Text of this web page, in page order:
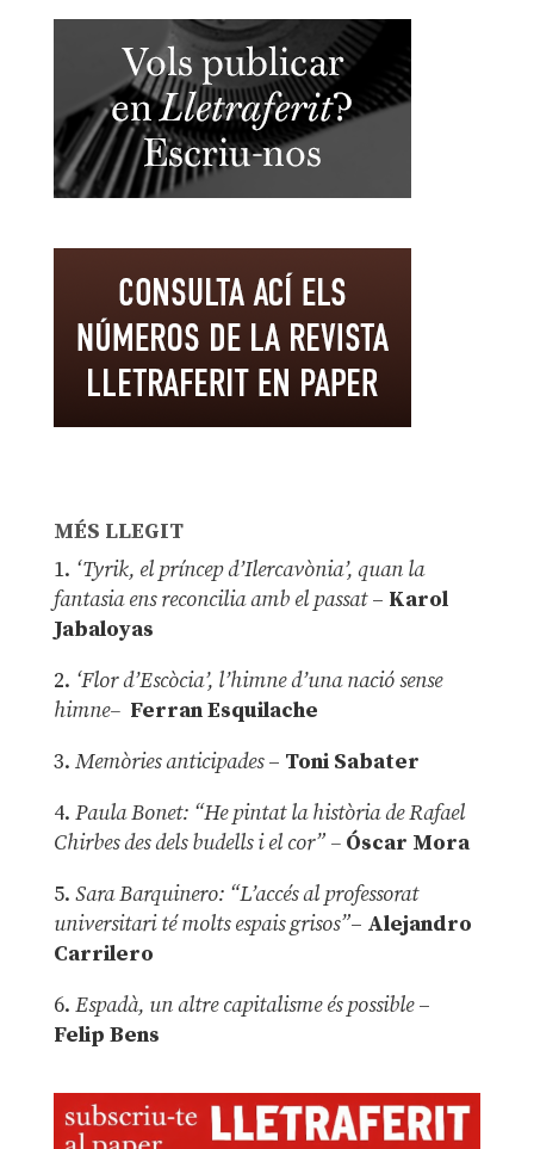
MÉS LLEGIT
1. ‘Tyrik, el príncep d’Ilercavònia’, quan la
fantasia ens reconcilia amb el passat– Karol
Jabaloyas
2. ‘Flor d’Escòcia’, l’himne d’una nació sense
himne– Ferran Esquilache
3. Memòries anticipades– Toni Sabater
4. Paula Bonet: “He pintat la història de Rafael
Chirbes des dels budells i el cor” –Óscar Mora
5. Sara Barquinero: “L’accés al professorat
universitari té molts espais grisos”– Alejandro
Carrilero
6. Espadà, un altre capitalisme és possible –
Felip Bens